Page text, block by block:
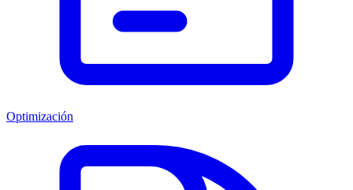
Optimización